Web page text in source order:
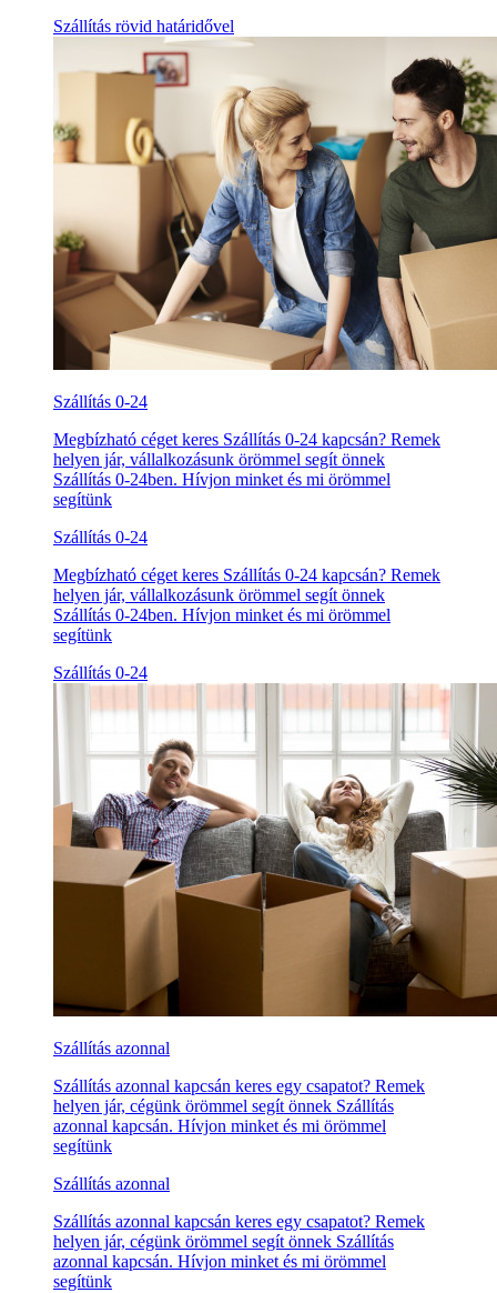
Szállítás rövid határidővel
Szállítás 0-24
Megbízható céget keres Szállítás 0-24 kapcsán? Remek
helyen jár, vállalkozásunk örömmel segít önnek
Szállítás 0-24ben. Hívjon minket és mi örömmel
segítünk
Szállítás 0-24
Megbízható céget keres Szállítás 0-24 kapcsán? Remek
helyen jár, vállalkozásunk örömmel segít önnek
Szállítás 0-24ben. Hívjon minket és mi örömmel
segítünk
Szállítás 0-24
Szállítás azonnal
Szállítás azonnal kapcsán keres egy csapatot? Remek
helyen jár, cégünk örömmel segít önnek Szállítás
azonnal kapcsán. Hívjon minket és mi örömmel
segítünk
Szállítás azonnal
Szállítás azonnal kapcsán keres egy csapatot? Remek
helyen jár, cégünk örömmel segít önnek Szállítás
azonnal kapcsán. Hívjon minket és mi örömmel
segítünk